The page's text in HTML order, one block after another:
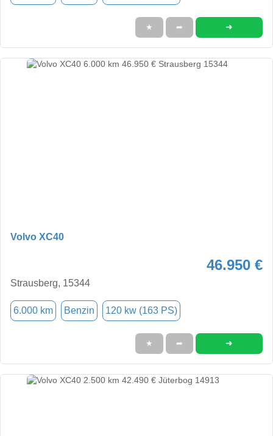
★ ➦ ➜
Volvo XC40
46.950 €
Strausberg, 15344
6.000 km Benzin 120 kw (163 PS)
★ ➦ ➜